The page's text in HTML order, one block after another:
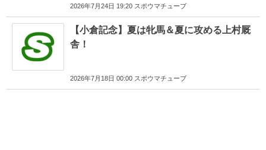
2026年7月24日 19:20 スポウマチューブ
【小倉記念】夏は牝馬＆夏に攻める上村厩
舎！
2026年7月18日 00:00 スポウマチューブ